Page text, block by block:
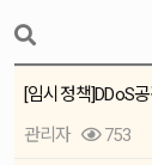
[임시정책]DDoS
관리자
753